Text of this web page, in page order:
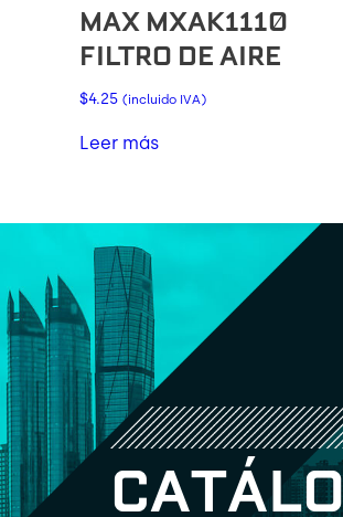
MAX MXAK1110
FILTRO DE AIRE
$4.25 (incluido IVA)
Leer más
CATÁLO